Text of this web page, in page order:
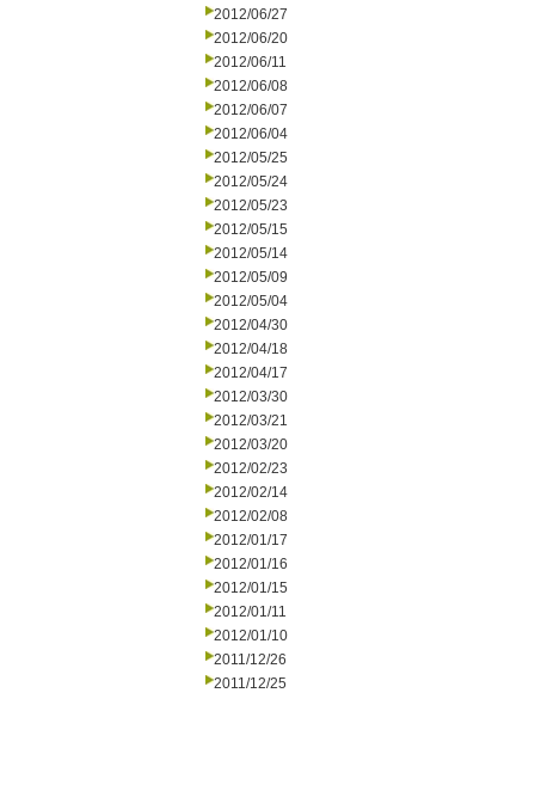
2012/06/27
2012/06/20
2012/06/11
2012/06/08
2012/06/07
2012/06/04
2012/05/25
2012/05/24
2012/05/23
2012/05/15
2012/05/14
2012/05/09
2012/05/04
2012/04/30
2012/04/18
2012/04/17
2012/03/30
2012/03/21
2012/03/20
2012/02/23
2012/02/14
2012/02/08
2012/01/17
2012/01/16
2012/01/15
2012/01/11
2012/01/10
2011/12/26
2011/12/25